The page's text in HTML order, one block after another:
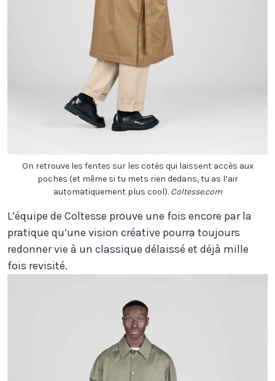
On retrouve les fentes sur les cotés qui laissent accès aux
poches (et même si tu mets rien dedans, tu as l’air
automatiquement plus cool).Coltesse.com
L’équipe de Coltesse prouve une fois encore par la
pratique qu’une vision créative pourra toujours
redonner vie à un classique délaissé et déjà mille
fois revisité.